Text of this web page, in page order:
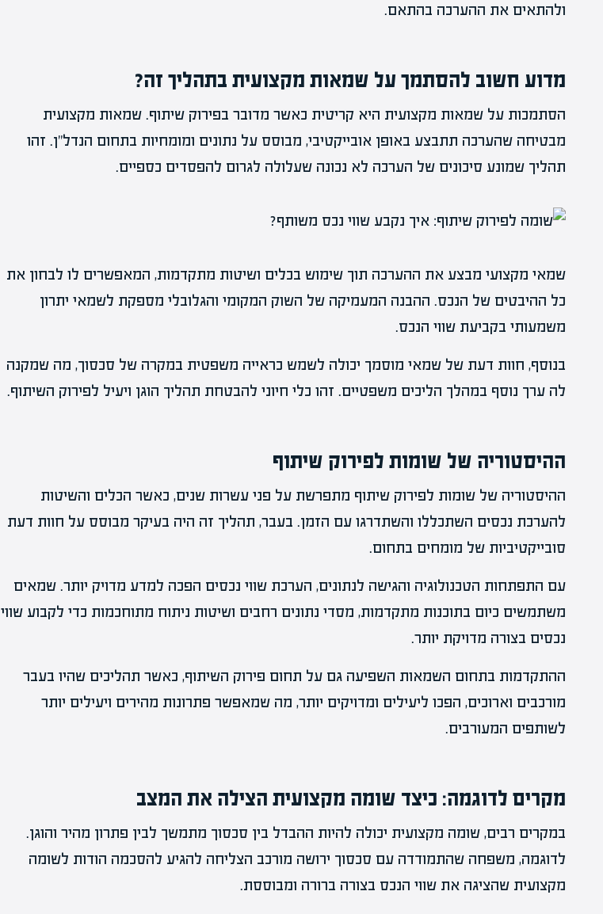
ולהתאים את ההערכה בהתאם.
מדוע חשוב להסתמך על שמאות מקצועית בתהליך זה?
הסתמכות על שמאות מקצועית היא קריטית כאשר מדובר בפירוק שיתוף. שמאות מקצועית
מבטיחה שהערכה תתבצע באופן אובייקטיבי, מבוסס על נתונים ומומחיות בתחום הנדל"ן. זהו
תהליך שמונע סיכונים של הערכה לא נכונה שעלולה לגרום להפסדים כספיים.
שמאי מקצועי מבצע את ההערכה תוך שימוש בכלים ושיטות מתקדמות, המאפשרים לו לבחון את
כל ההיבטים של הנכס. ההבנה המעמיקה של השוק המקומי והגלובלי מספקת לשמאי יתרון
משמעותי בקביעת שווי הנכס.
בנוסף, חוות דעת של שמאי מוסמך יכולה לשמש כראייה משפטית במקרה של סכסוך, מה שמקנה
לה ערך נוסף במהלך הליכים משפטיים. זהו כלי חיוני להבטחת תהליך הוגן ויעיל לפירוק השיתוף.
ההיסטוריה של שומות לפירוק שיתוף
ההיסטוריה של שומות לפירוק שיתוף מתפרשת על פני עשרות שנים, כאשר הכלים והשיטות
להערכת נכסים השתכללו והשתדרגו עם הזמן. בעבר, תהליך זה היה בעיקר מבוסס על חוות דעת
סובייקטיביות של מומחים בתחום.
עם התפתחות הטכנולוגיה והגישה לנתונים, הערכת שווי נכסים הפכה למדע מדויק יותר. שמאים
משתמשים כיום בתוכנות מתקדמות, מסדי נתונים רחבים ושיטות ניתוח מתוחכמות כדי לקבוע שווי
נכסים בצורה מדויקת יותר.
ההתקדמות בתחום השמאות השפיעה גם על תחום פירוק השיתוף, כאשר תהליכים שהיו בעבר
מורכבים וארוכים, הפכו ליעילים ומדויקים יותר, מה שמאפשר פתרונות מהירים ויעילים יותר
לשותפים המעורבים.
מקרים לדוגמה: כיצד שומה מקצועית הצילה את המצב
במקרים רבים, שומה מקצועית יכולה להיות ההבדל בין סכסוך מתמשך לבין פתרון מהיר והוגן.
לדוגמה, משפחה שהתמודדה עם סכסוך ירושה מורכב הצליחה להגיע להסכמה הודות לשומה
מקצועית שהציגה את שווי הנכס בצורה ברורה ומבוססת.